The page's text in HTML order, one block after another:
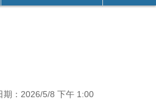
期：2026/5/8 下午 1:00